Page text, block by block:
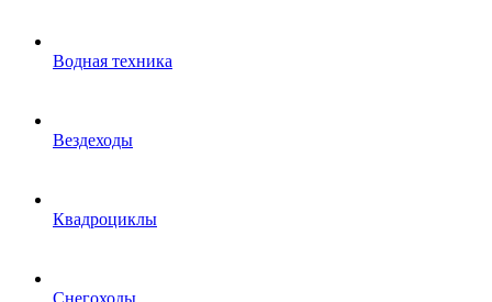
Водная техника
Вездеходы
Квадроциклы
Снегоходы